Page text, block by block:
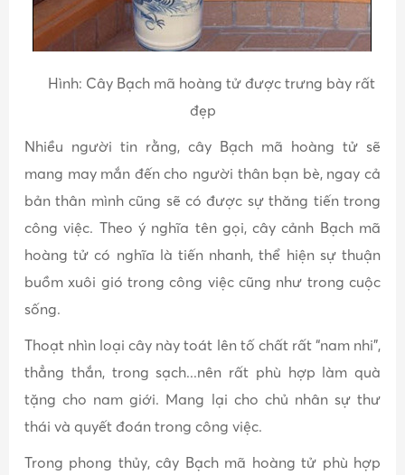
Hình: Cây Bạch mã hoàng tử được trưng bày rất
đẹp
Nhiều người tin rằng, cây Bạch mã hoàng tử sẽ
mang may mắn đến cho người thân bạn bè, ngay cả
bản thân mình cũng sẽ có được sự thăng tiến trong
công việc. Theo ý nghĩa tên gọi, cây cảnh Bạch mã
hoàng tử có nghĩa là tiến nhanh, thể hiện sự thuận
buồm xuôi gió trong công việc cũng như trong cuộc
sống.
Thoạt nhìn loại cây này toát lên tố chất rất “nam nhi”,
thẳng thắn, trong sạch...nên rất phù hợp làm quà
tặng cho nam giới. Mang lại cho chủ nhân sự thư
thái và quyết đoán trong công việc.
Trong phong thủy, cây Bạch mã hoàng tử phù hợp